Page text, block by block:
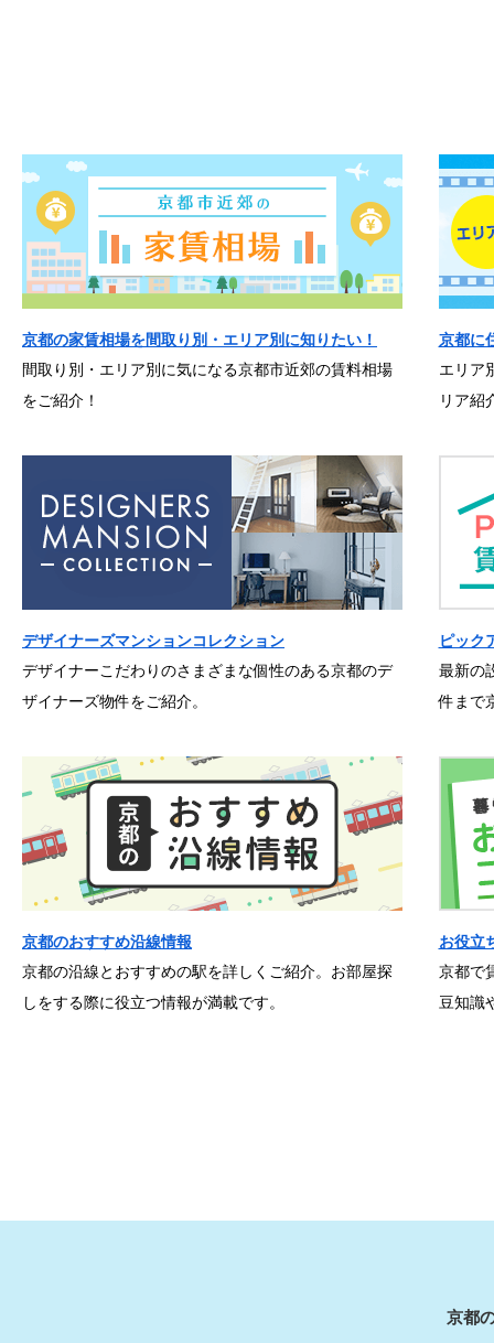
京都の家賃相場を間取り別・エリア別に知りたい！
間取り別・エリア別に気になる京都市近郊の賃料相場
をご紹介！
京都に
エリア
リア紹
デザイナーズマンションコレクション
デザイナーこだわりのさまざまな個性のある京都のデ
ザイナーズ物件をご紹介。
ピック
最新の
件まで
京都のおすすめ沿線情報
京都の沿線とおすすめの駅を詳しくご紹介。お部屋探
しをする際に役立つ情報が満載です。
お役立
京都で
豆知識
京都